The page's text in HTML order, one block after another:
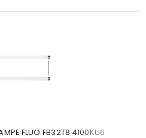
FLUO FB32T8 4100KU6